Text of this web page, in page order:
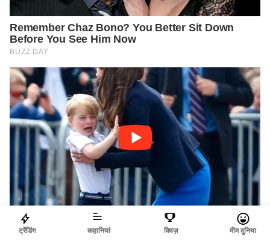
ट्रेंडिंग कहानियां क्विज़ मीम दुनिया